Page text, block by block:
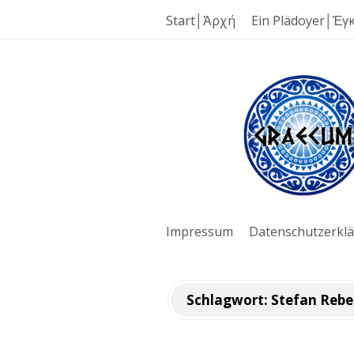
Start│Ἀρχή Ein
G
r
a
u
Impressum
Schlagwort: Stefan